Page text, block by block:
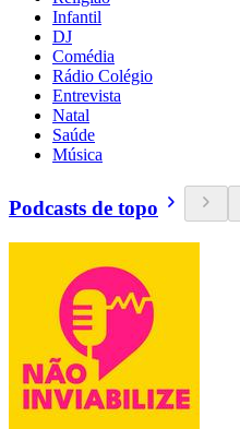
Infantil
DJ
Comédia
Rádio Colégio
Entrevista
Natal
Saúde
Música
Podcasts de topo